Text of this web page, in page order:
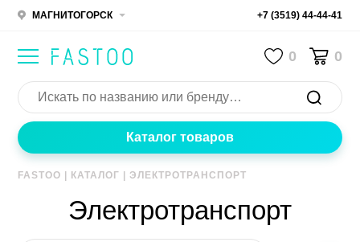
МАГНИТОГОРСК +7 (3519) 44-44-41
0 0
Каталог товаров
FASTOO КАТАЛОГ ЭЛЕКТРОТРАНСПОРТ
Электротранспорт